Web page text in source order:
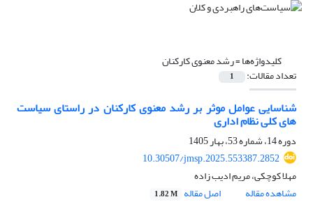
کلیدواژه‌ها =رشد معنوی کارکنان
تعداد مقالات: 1
شناسایی عوامل موثر بر رشد معنوی کارکنان در راستای سیاست
های کلی نظام اداری
دوره 14، شماره 53، بهار 1405
10.30507/jmsp.2025.553387.2852
مهلا کوچکی، مریم ادیب زاده
مشاهده مقاله
اصل مقاله 1.82 M